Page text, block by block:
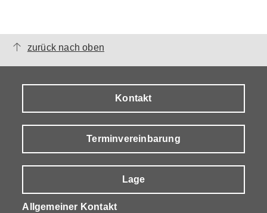
zurück nach oben
Kontakt
Terminvereinbarung
Lage
Allgemeiner Kontakt